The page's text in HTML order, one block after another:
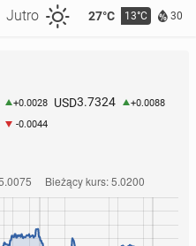
Jutro 27°C 13°C 30
+0.0028 USD3.7324 +0.0088
-0.0044